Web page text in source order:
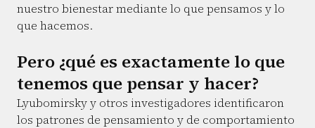
nuestro bienestar mediante lo que pensamos y lo
que hacemos.
Pero ¿qué es exactamente lo que
tenemos que pensar y hacer?
Lyubomirsky y otros investigadores identificaron
los patrones de pensamiento y de comportamiento